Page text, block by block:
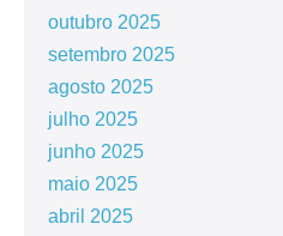
outubro 2025
setembro 2025
agosto 2025
julho 2025
junho 2025
maio 2025
abril 2025